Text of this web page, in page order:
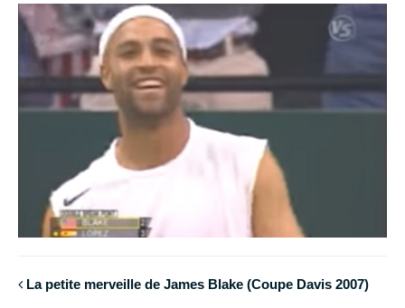
La petite merveille de James Blake (Coupe Davis 2007)